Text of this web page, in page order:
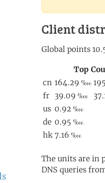
Client
The units are in
DNS queries